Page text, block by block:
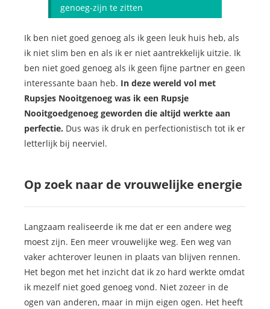
genoeg-zijn te zitten
Ik ben niet goed genoeg als ik geen leuk huis heb, als
ik niet slim ben en als ik er niet aantrekkelijk uitzie. Ik
ben niet goed genoeg als ik geen fijne partner en geen
interessante baan heb. In deze wereld vol met
Rupsjes Nooitgenoeg was ik een Rupsje
Nooitgoedgenoeg geworden die altijd werkte aan
perfectie. Dus was ik druk en perfectionistisch tot ik er
letterlijk bij neerviel.
Op zoek naar de vrouwelijke energie
Langzaam realiseerde ik me dat er een andere weg
moest zijn. Een meer vrouwelijke weg. Een weg van
vaker achterover leunen in plaats van blijven rennen.
Het begon met het inzicht dat ik zo hard werkte omdat
ik mezelf niet goed genoeg vond. Niet zozeer in de
ogen van anderen, maar in mijn eigen ogen. Het heeft